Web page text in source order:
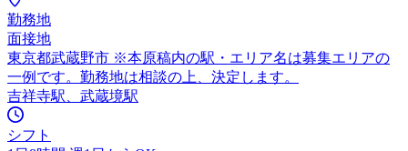
勤務地
面接地
東京都武蔵野市 ※本原稿内の駅・エリア名は募集エリアの
一例です。勤務地は相談の上、決定します。
吉祥寺駅、武蔵境駅
シフト